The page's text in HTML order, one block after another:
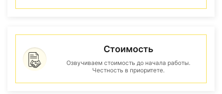
Стоимость
Озвучиваем стоимость до начала работы.
Честность в приоритете.